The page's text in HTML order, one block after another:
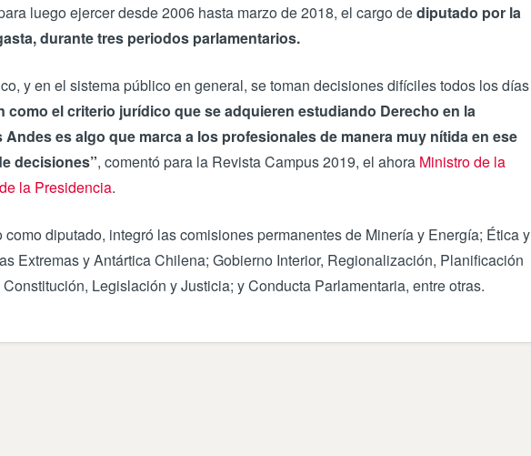
luego ejercer desde 2006 hasta marzo de 2018, el cargo dediputado por la
durante tres periodos parlamentarios.
y en el sistema público en general, se toman decisiones difíciles todos los días
como el criterio jurídico que se adquieren estudiando Derecho en la
es algo que marca a los profesionales de manera muy nítida en ese
decisiones”, comentó para la Revista Campus 2019, el ahora Ministro de la
la Presidencia.
como diputado, integró las comisiones permanentes de Minería y Energía; Ética y
Extremas y Antártica Chilena; Gobierno Interior, Regionalización, Planificación
Legislación y Justicia; y Conducta Parlamentaria, entre otras.